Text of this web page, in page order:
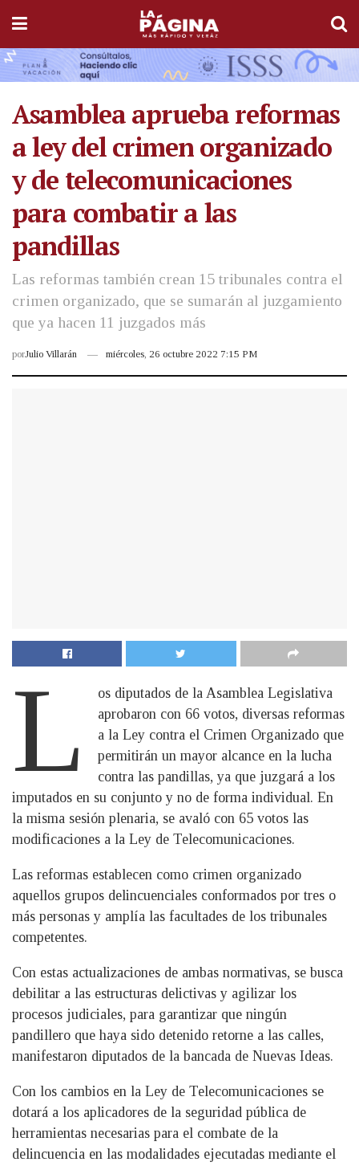
Asamblea aprueba reformas
a ley del crimen organizado
y de telecomunicaciones
para combatir a las
pandillas
Las reformas también crean 15 tribunales contra el
crimen organizado, que se sumarán al juzgamiento
que ya hacen 11 juzgados más
porJulio Villarán miércoles, 26 octubre 2022 7:15 PM
L
os diputados de la Asamblea Legislativa
aprobaron con 66 votos, diversas reformas
a la Ley contra el Crimen Organizado que
permitirán un mayor alcance en la lucha
contra las pandillas, ya que juzgará a los
imputados en su conjunto y no de forma individual. En
la misma sesión plenaria, se avaló con 65 votos las
modificaciones a la Ley de Telecomunicaciones.
Las reformas establecen como crimen organizado
aquellos grupos delincuenciales conformados por tres o
más personas y amplía las facultades de los tribunales
competentes.
Con estas actualizaciones de ambas normativas, se busca
debilitar a las estructuras delictivas y agilizar los
procesos judiciales, para garantizar que ningún
pandillero que haya sido detenido retorne a las calles,
manifestaron diputados de la bancada de Nuevas Ideas.
Con los cambios en la Ley de Telecomunicaciones se
dotará a los aplicadores de la seguridad pública de
herramientas necesarias para el combate de la
delincuencia en las modalidades ejecutadas mediante el